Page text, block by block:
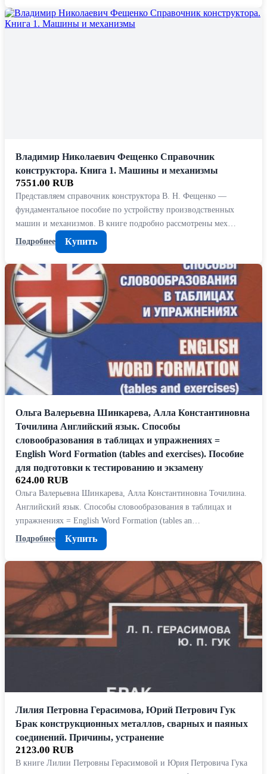
Владимир Николаевич Фещенко Справочник
конструктора. Книга 1. Машины и механизмы
7551.00 RUB
Представляем справочник конструктора В. Н. Фещенко —
фундаментальное пособие по устройству производственных
машин и механизмов. В книге подробно рассмотрены мех…
Подробнее
Купить
Ольга Валерьевна Шинкарева, Алла Константиновна
Точилина Английский язык. Способы
словообразования в таблицах и упражнениях =
English Word Formation (tables and exercises). Пособие
для подготовки к тестированию и экзамену
624.00 RUB
Ольга Валерьевна Шинкарева, Алла Константиновна Точилина.
Английский язык. Способы словообразования в таблицах и
упражнениях = English Word Formation (tables an…
Подробнее
Купить
Лилия Петровна Герасимова, Юрий Петрович Гук
Брак конструкционных металлов, сварных и паяных
соединений. Причины, устранение
2123.00 RUB
В книге Лилии Петровны Герасимовой и Юрия Петровича Гука